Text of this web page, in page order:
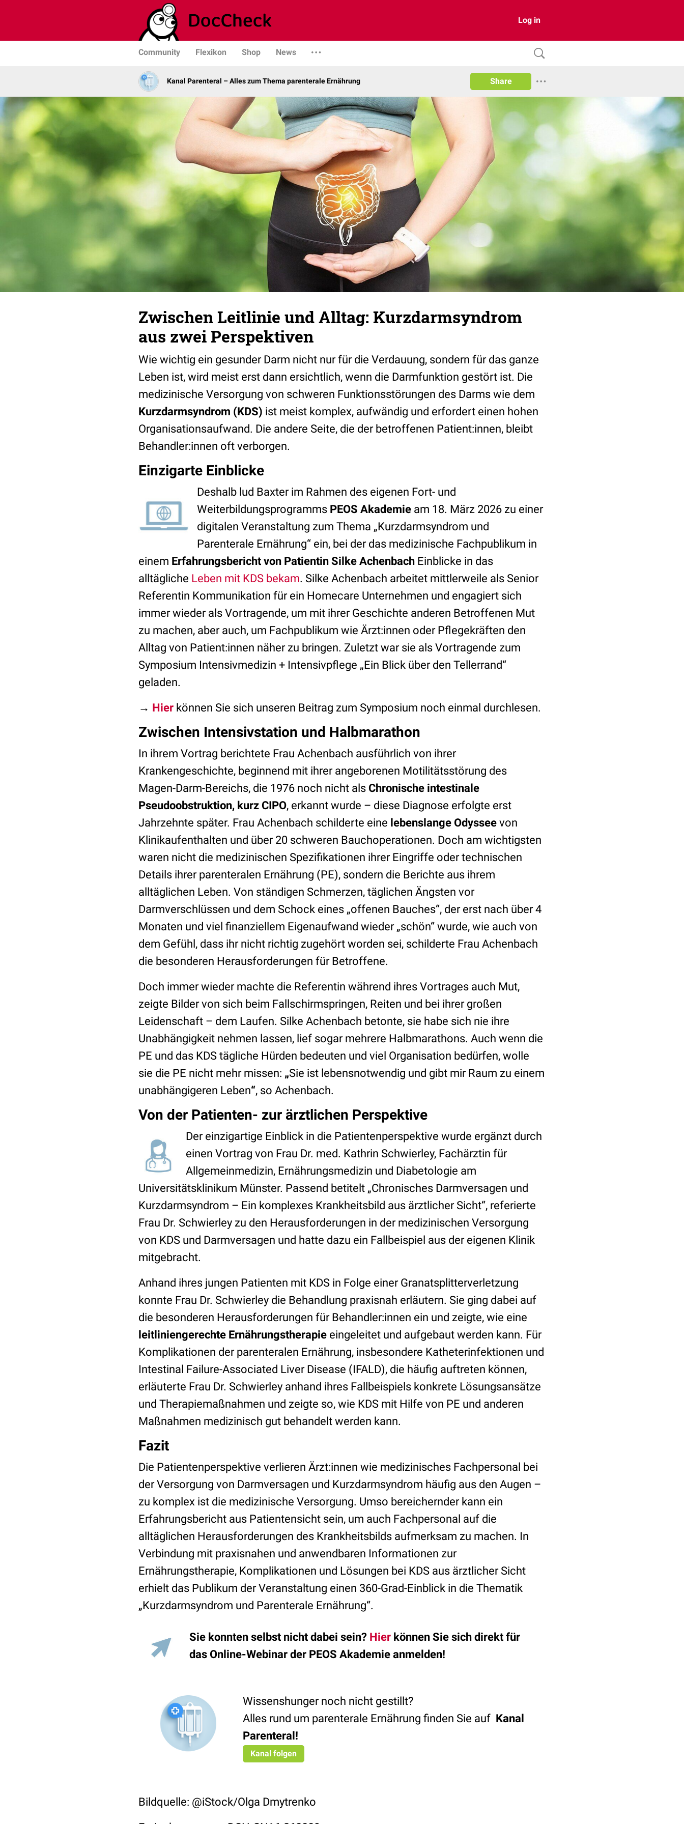
Log in
Community Flexikon Shop News
Kanal Parenteral – Alles zum Thema parenterale Ernährung Share
Zwischen Leitlinie und Alltag: Kurzdarmsyndrom
aus zwei Perspektiven
Wie wichtig ein gesunder Darm nicht nur für die Verdauung, sondern für das ganze
Leben ist, wird meist erst dann ersichtlich, wenn die Darmfunktion gestört ist. Die
medizinische Versorgung von schweren Funktionsstörungen des Darms wie dem
Kurzdarmsyndrom (KDS) ist meist komplex, aufwändig und erfordert einen hohen
Organisationsaufwand. Die andere Seite, die der betroffenen Patient:innen, bleibt
Behandler:innen oft verborgen.
Einzigarte Einblicke
Deshalb lud Baxter im Rahmen des eigenen Fort- und
Weiterbildungsprogramms PEOS Akademieam 18. März 2026 zu einer
digitalen Veranstaltung zum Thema „Kurzdarmsyndrom und
Parenterale Ernährung“ ein, bei der das medizinische Fachpublikum in
einem Erfahrungsbericht von Patientin Silke Achenbach Einblicke in das
alltägliche Leben mit KDS bekam. Silke Achenbach arbeitet mittlerweile als Senior
Referentin Kommunikation für ein Homecare Unternehmen und engagiert sich
immer wieder als Vortragende, um mit ihrer Geschichte anderen Betroffenen Mut
zu machen, aber auch, um Fachpublikum wie Ärzt:innen oder Pflegekräften den
Alltag von Patient:innen näher zu bringen. Zuletzt war sie als Vortragende zum
Symposium Intensivmedizin + Intensivpflege „Ein Blick über den Tellerrand“
geladen.
→ Hier können Sie sich unseren Beitrag zum Symposium noch einmal durchlesen.
Zwischen Intensivstation und Halbmarathon
In ihrem Vortrag berichtete Frau Achenbach ausführlich von ihrer
Krankengeschichte, beginnend mit ihrer angeborenen Motilitätsstörung des
Magen-Darm-Bereichs, die 1976 noch nicht als Chronische intestinale
Pseudoobstruktion, kurz CIPO, erkannt wurde – diese Diagnose erfolgte erst
Jahrzehnte später. Frau Achenbach schilderte eine lebenslange Odyssee von
Klinikaufenthalten und über 20 schweren Bauchoperationen. Doch am wichtigsten
waren nicht die medizinischen Spezifikationen ihrer Eingriffe oder technischen
Details ihrer parenteralen Ernährung (PE), sondern die Berichte aus ihrem
alltäglichen Leben. Von ständigen Schmerzen, täglichen Ängsten vor
Darmverschlüssen und dem Schock eines „offenen Bauches“, der erst nach über 4
Monaten und viel finanziellem Eigenaufwand wieder „schön“ wurde, wie auch von
dem Gefühl, dass ihr nicht richtig zugehört worden sei, schilderte Frau Achenbach
die besonderen Herausforderungen für Betroffene.
Doch immer wieder machte die Referentin während ihres Vortrages auch Mut,
zeigte Bilder von sich beim Fallschirmspringen, Reiten und bei ihrer großen
Leidenschaft – dem Laufen. Silke Achenbach betonte, sie habe sich nie ihre
Unabhängigkeit nehmen lassen, lief sogar mehrere Halbmarathons. Auch wenn die
PE und das KDS tägliche Hürden bedeuten und viel Organisation bedürfen, wolle
sie die PE nicht mehr missen: „Sie ist lebensnotwendig und gibt mir Raum zu einem
unabhängigeren Leben“, so Achenbach.
Von der Patienten- zur ärztlichen Perspektive
Der einzigartige Einblick in die Patientenperspektive wurde ergänzt durch
einen Vortrag von Frau Dr. med. Kathrin Schwierley, Fachärztin für
Allgemeinmedizin, Ernährungsmedizin und Diabetologie am
Universitätsklinikum Münster. Passend betitelt „Chronisches Darmversagen und
Kurzdarmsyndrom – Ein komplexes Krankheitsbild aus ärztlicher Sicht“, referierte
Frau Dr. Schwierley zu den Herausforderungen in der medizinischen Versorgung
von KDS und Darmversagen und hatte dazu ein Fallbeispiel aus der eigenen Klinik
mitgebracht.
Anhand ihres jungen Patienten mit KDS in Folge einer Granatsplitterverletzung
konnte Frau Dr. Schwierley die Behandlung praxisnah erläutern. Sie ging dabei auf
die besonderen Herausforderungen für Behandler:innen ein und zeigte, wie eine
leitliniengerechte Ernährungstherapie eingeleitet und aufgebaut werden kann. Für
Komplikationen der parenteralen Ernährung, insbesondere Katheterinfektionen und
Intestinal Failure-Associated Liver Disease (IFALD), die häufig auftreten können,
erläuterte Frau Dr. Schwierley anhand ihres Fallbeispiels konkrete Lösungsansätze
und Therapiemaßnahmen und zeigte so, wie KDS mit Hilfe von PE und anderen
Maßnahmen medizinisch gut behandelt werden kann.
Fazit
Die Patientenperspektive verlieren Ärzt:innen wie medizinisches Fachpersonal bei
der Versorgung von Darmversagen und Kurzdarmsyndrom häufig aus den Augen –
zu komplex ist die medizinische Versorgung. Umso bereichernder kann ein
Erfahrungsbericht aus Patientensicht sein, um auch Fachpersonal auf die
alltäglichen Herausforderungen des Krankheitsbilds aufmerksam zu machen. In
Verbindung mit praxisnahen und anwendbaren Informationen zur
Ernährungstherapie, Komplikationen und Lösungen bei KDS aus ärztlicher Sicht
erhielt das Publikum der Veranstaltung einen 360-Grad-Einblick in die Thematik
„Kurzdarmsyndrom und Parenterale Ernährung“.
Sie konnten selbst nicht dabei sein? Hier können Sie sich direkt für
das Online-Webinar der PEOS Akademie anmelden!
Wissenshunger noch nicht gestillt?
Alles rund um parenterale Ernährung finden Sie auf Kanal
Parenteral!
Kanal folgen
Bildquelle: @iStock/Olga Dmytrenko